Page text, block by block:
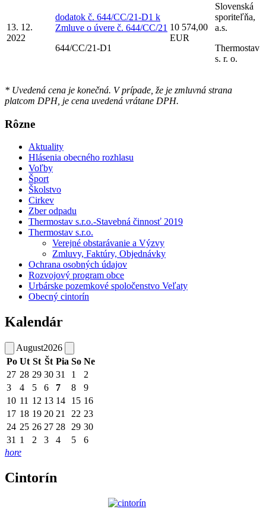
13. 12.
2022
dodatok č. 644/CC/21-D1 k
Zmluve o úvere č. 644/CC/21
644/CC/21-D1
10 574,00
EUR
Slovenská
sporiteľňa,
a.s.
Thermostav
s. r. o.
* Uvedená cena je konečná. V prípade, že je zmluvná strana
platcom DPH, je cena uvedená vrátane DPH.
Rôzne
Aktuality
Hlásenia obecného rozhlasu
Voľby
Šport
Školstvo
Cirkev
Zber odpadu
Thermostav s.r.o.-Stavebná činnosť 2019
Thermostav s.r.o.
Verejné obstarávanie a Výzvy
Zmluvy, Faktúry, Objednávky
Ochrana osobných údajov
Rozvojový program obce
Urbárske pozemkové spoločenstvo Veľaty
Obecný cintorín
Kalendár
August2026
Po Ut St Št Pia So Ne
27 28 29 30 31 1
2
3
4 5 6 7 8
9
10 11 12 13 14 15 16
17 18 19 20 21 22 23
24 25 26 27 28 29 30
31 1 2 3 4 5
6
hore
Cintorín